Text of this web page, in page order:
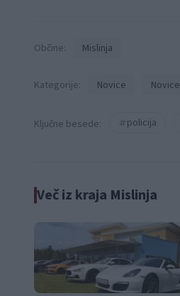
Občine: Mislinja
Kategorije: Novice Novice
Ključne besede: policija
Več iz kraja Mislinja